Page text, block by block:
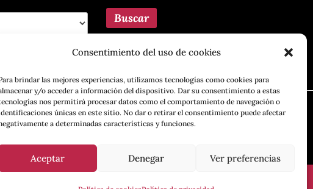
Consentimiento del uso de cookies
brindar las mejores experiencias, utilizamos tecnologías como cookies para
y/o acceder a información del dispositivo. Dar su consentimiento a estas
nos permitirá procesar datos como el comportamiento de navegación o
únicas en este sitio. No dar o retirar el consentimiento puede afectar
a determinadas características y funciones.
Aceptar Denegar Ver preferencias